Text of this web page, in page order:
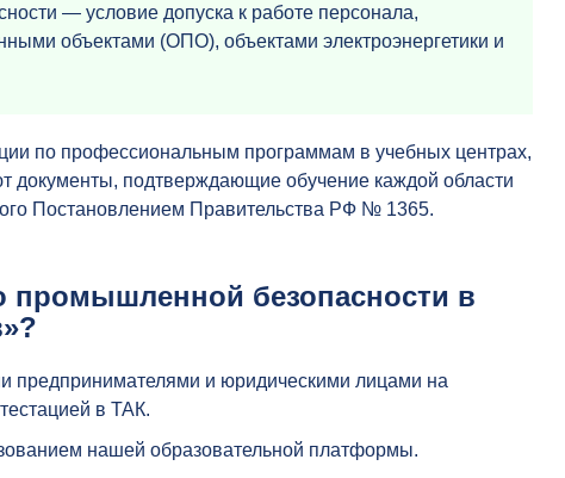
— условие допуска к работе персонала,
объектами (ОПО), объектами электроэнергетики и
по профессиональным программам в учебных центрах,
документы, подтверждающие обучение каждой области
Постановлением Правительства РФ № 1365.
промышленной безопасности в
предпринимателями и юридическими лицами на
в ТАК.
нашей образовательной платформы.